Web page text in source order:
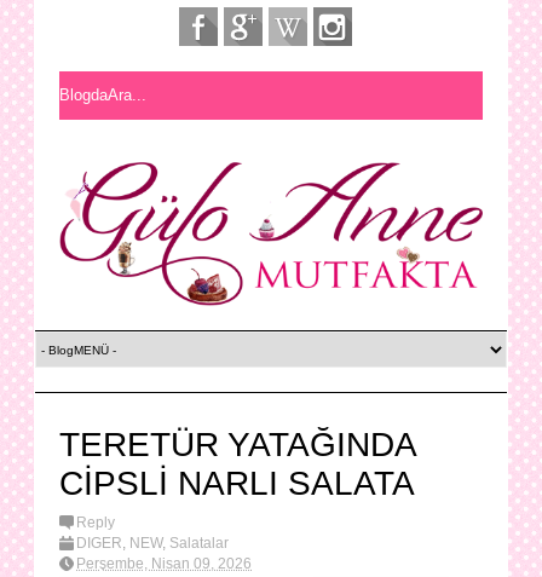
TERETÜR YATAĞINDA
CİPSLİ NARLI SALATA
Reply
DİĞER, NEW, Salatalar
Perşembe, Nisan 09, 2026